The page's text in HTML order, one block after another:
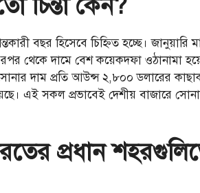
বছর হিসেবে চিহ্নিত হচ্ছে। জানুয়ারি
থেকে দামে বেশ কয়েকদফা ওঠানামা
দাম প্রতি আউন্স ২,৮০০ ডলারের
এই সকল প্রভাবেই দেশীয় বাজারে
প্রধান